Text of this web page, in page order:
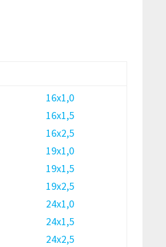
16х1,0
16х1,5
16х2,5
19х1,0
19х1,5
19х2,5
24х1,0
24х1,5
24х2,5